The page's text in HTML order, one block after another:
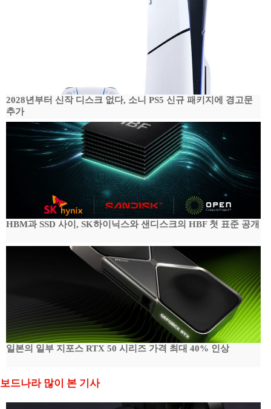
2028년부터 신작 디스크 없다, 소니 PS5 신규 패키지에 경고문
추가
HBM과 SSD 사이, SK하이닉스와 샌디스크의 HBF 첫 표준 공개
일본의 일부 지포스 RTX 50 시리즈 가격 최대 40% 인상
보드나라 많이 본 기사